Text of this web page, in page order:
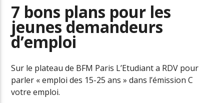
Parcoursup 2023 : les dates à ne
pas manquer
7 bons plans pour les
jeunes demandeurs
d’emploi
Sur le plateau de BFM Paris L’Etudiant a RDV pour
parler « emploi des 15-25 ans » dans l’émission C
votre emploi.